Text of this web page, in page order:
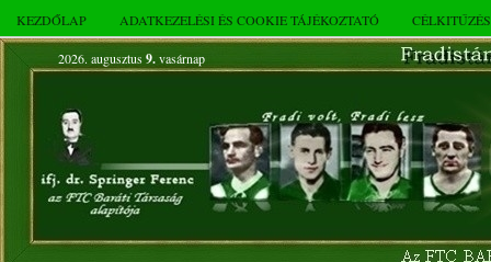
KEZDŐLAP ADATKEZELÉSI ÉS COOKIE TÁJÉKOZTATÓ
2026. augusztus 9.vasárnap